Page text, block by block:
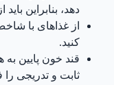
دهد، بنابراین
از غذاهای با
کنید.
قند خون پایین
ثابت و تدریجی